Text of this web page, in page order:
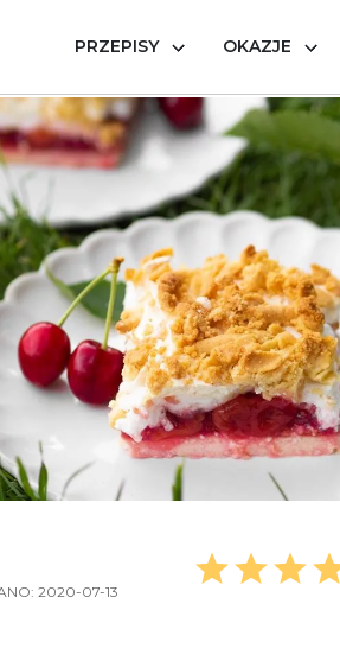
PRZEPISY OKAZJE
Ciasta z owocami Kruche ciasto z
2020-07-13